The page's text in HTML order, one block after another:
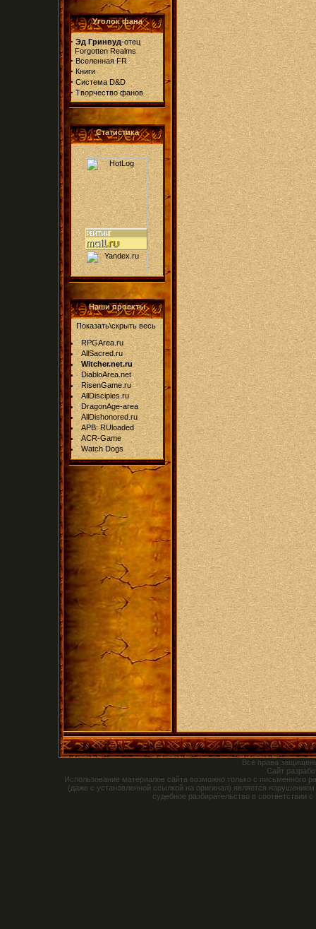
Уголок фана
· Эд Гринвуд-отец
Forgotten Realms
· Вселенная FR
· Книги
· Система D&D
· Творчество фанов
Статистика
Наши проекты
Показать\скрыть весь
RPGArea.ru
AllSacred.ru
Witcher.net.ru
DiabloArea.net
RisenGame.ru
AllDisciples.ru
DragonAge-area
AllDishonored.ru
APB: RUloaded
ACR-Game
Watch Dogs
Все права
Сайт
Использование материалов сайта возможно только с письменного
(даже с установленной ссылкой на оригинал) является
судебное разбирательство в